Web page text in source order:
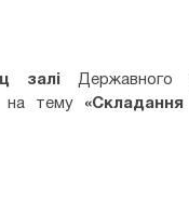
залі Державного
на тему